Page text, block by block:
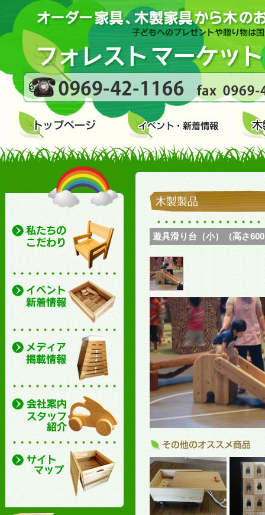
木製製品
遊具滑り台（小）（高さ